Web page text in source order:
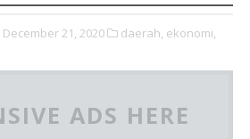
December 21, 2020 daerah, ekonomi,
ADS HERE